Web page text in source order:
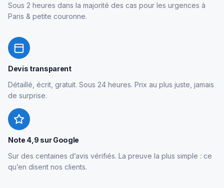
Sous 2 heures dans la majorité des cas pour les urgences à
Paris & petite couronne.
Devis transparent
Détaillé, écrit, gratuit. Sous 24 heures. Prix au plus juste, jamais
de surprise.
Note 4,9 sur Google
Sur des centaines d’avis vérifiés. La preuve la plus simple : ce
qu’en disent nos clients.